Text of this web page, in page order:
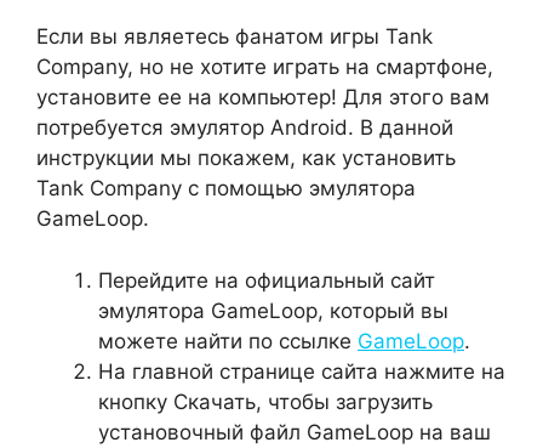
Если вы являетесь фанатом игры Tank
Company, но не хотите играть на смартфоне,
установите ее на компьютер! Для этого вам
потребуется эмулятор Android. В данной
инструкции мы покажем, как установить
Tank Company с помощью эмулятора
GameLoop.
Перейдите на официальный сайт
эмулятора GameLoop, который вы
можете найти по ссылке GameLoop.
На главной странице сайта нажмите на
кнопку Скачать, чтобы загрузить
установочный файл GameLoop на ваш